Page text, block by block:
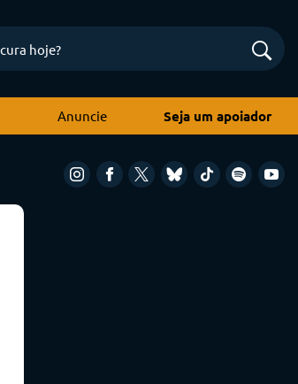
Anuncie Seja um apoiador